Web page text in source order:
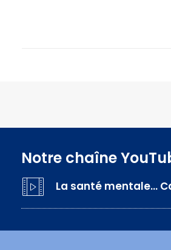
Notre chaîne
La santé mentale…